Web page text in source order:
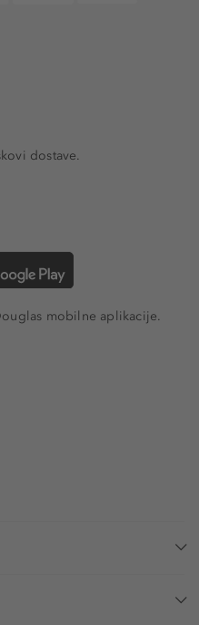
dostave.
mobilne aplikacije.